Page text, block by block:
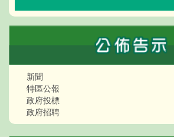
新聞
特區公報
政府投標
政府招聘